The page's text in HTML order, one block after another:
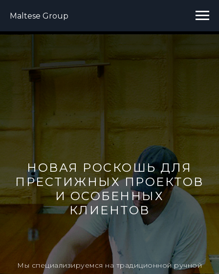
Maltese Group
НОВАЯ РОСКОШЬ ДЛЯ
ПРЕСТИЖНЫХ ПРОЕКТОВ
И ОСОБЕННЫХ
КЛИЕНТОВ
Мы специализируемся на традиционной ручной